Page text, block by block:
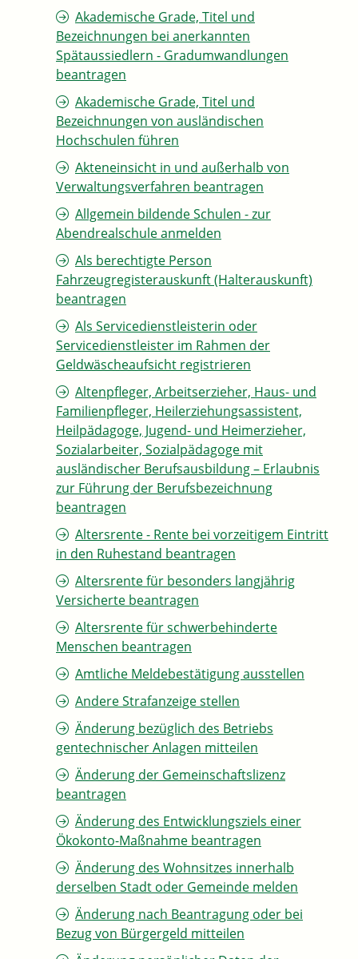
Akademische Grade, Titel und
Bezeichnungen bei anerkannten
Spätaussiedlern - Gradumwandlungen
beantragen
Akademische Grade, Titel und
Bezeichnungen von ausländischen
Hochschulen führen
Akteneinsicht in und außerhalb von
Verwaltungsverfahren beantragen
Allgemein bildende Schulen - zur
Abendrealschule anmelden
Als berechtigte Person
Fahrzeugregisterauskunft (Halterauskunft)
beantragen
Als Servicedienstleisterin oder
Servicedienstleister im Rahmen der
Geldwäscheaufsicht registrieren
Altenpfleger, Arbeitserzieher, Haus- und
Familienpfleger, Heilerziehungsassistent,
Heilpädagoge, Jugend- und Heimerzieher,
Sozialarbeiter, Sozialpädagoge mit
ausländischer Berufsausbildung – Erlaubnis
zur Führung der Berufsbezeichnung
beantragen
Altersrente - Rente bei vorzeitigem Eintritt
in den Ruhestand beantragen
Altersrente für besonders langjährig
Versicherte beantragen
Altersrente für schwerbehinderte
Menschen beantragen
Amtliche Meldebestätigung ausstellen
Andere Strafanzeige stellen
Änderung bezüglich des Betriebs
gentechnischer Anlagen mitteilen
Änderung der Gemeinschaftslizenz
beantragen
Änderung des Entwicklungsziels einer
Ökokonto-Maßnahme beantragen
Änderung des Wohnsitzes innerhalb
derselben Stadt oder Gemeinde melden
Änderung nach Beantragung oder bei
Bezug von Bürgergeld mitteilen